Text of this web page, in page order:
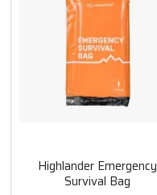
Highlander Emergency
Survival Bag